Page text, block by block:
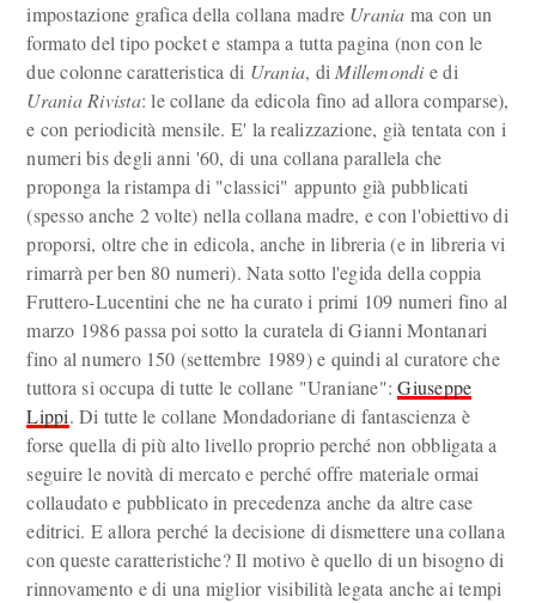
impostazione grafica della collana madre Urania ma con un
formato del tipo pocket e stampa a tutta pagina (non con le
due colonne caratteristica di Urania, di Millemondie di
Urania Rivista: le collane da edicola fino ad allora comparse),
e con periodicità mensile. E' la realizzazione, già tentata con i
numeri bis degli anni '60, di una collana parallela che
proponga la ristampa di "classici" appunto già pubblicati
(spesso anche 2 volte) nella collana madre, e con l'obiettivo di
proporsi, oltre che in edicola, anche in libreria (e in libreria vi
rimarrà per ben 80 numeri). Nata sotto l'egida della coppia
Fruttero-Lucentini che ne ha curato i primi 109 numeri fino al
marzo 1986 passa poi sotto la curatela di Gianni Montanari
fino al numero 150 (settembre 1989) e quindi al curatore che
tuttora si occupa di tutte le collane "Uraniane":Giuseppe
Lippi. Di tutte le collane Mondadoriane di fantascienza è
forse quella di più alto livello proprio perché non obbligata a
seguire le novità di mercato e perché offre materiale ormai
collaudato e pubblicato in precedenza anche da altre case
editrici. E allora perché la decisione di dismettere una collana
con queste caratteristiche? Il motivo è quello di un bisogno di
rinnovamento e di una miglior visibilità legata anche ai tempi